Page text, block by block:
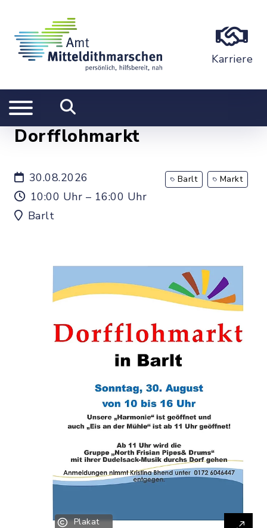
Karriere
Dorfflohmarkt
30.08.2026
10:00 Uhr – 16:00 Uhr
Barlt
Barlt Markt
Plakat